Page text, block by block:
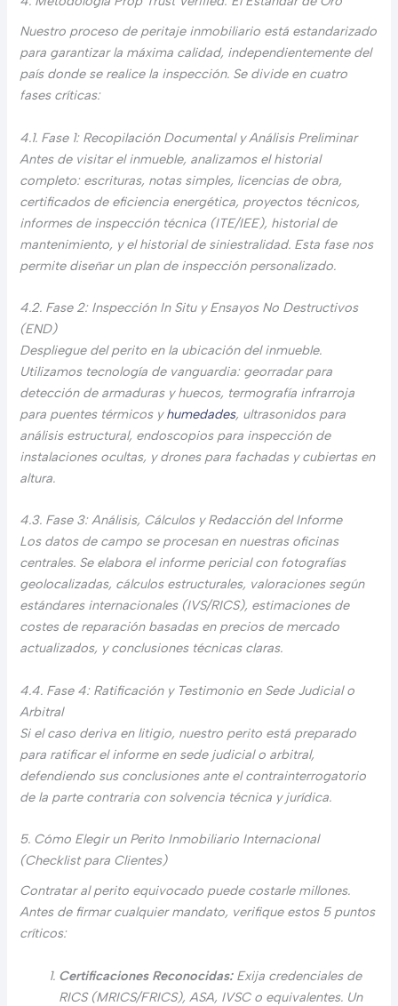
Nuestro proceso de peritaje inmobiliario está estandarizado
para garantizar la máxima calidad, independientemente del
país donde se realice la inspección. Se divide en cuatro
fases críticas:
4.1. Fase 1: Recopilación Documental y Análisis Preliminar
Antes de visitar el inmueble, analizamos el historial
completo: escrituras, notas simples, licencias de obra,
certificados de eficiencia energética, proyectos técnicos,
informes de inspección técnica (ITE/IEE), historial de
mantenimiento, y el historial de siniestralidad. Esta fase nos
permite diseñar un plan de inspección personalizado.
4.2. Fase 2: Inspección In Situ y Ensayos No Destructivos
(END)
Despliegue del perito en la ubicación del inmueble.
Utilizamos tecnología de vanguardia: georradar para
detección de armaduras y huecos, termografía infrarroja
para puentes térmicos yhumedades, ultrasonidos para
análisis estructural, endoscopios para inspección de
instalaciones ocultas, y drones para fachadas y cubiertas en
altura.
4.3. Fase 3: Análisis, Cálculos y Redacción del Informe
Los datos de campo se procesan en nuestras oficinas
centrales. Se elabora el informe pericial con fotografías
geolocalizadas, cálculos estructurales, valoraciones según
estándares internacionales (IVS/RICS), estimaciones de
costes de reparación basadas en precios de mercado
actualizados, y conclusiones técnicas claras.
4.4. Fase 4: Ratificación y Testimonio en Sede Judicial o
Arbitral
Si el caso deriva en litigio, nuestro perito está preparado
para ratificar el informe en sede judicial o arbitral,
defendiendo sus conclusiones ante el contrainterrogatorio
de la parte contraria con solvencia técnica y jurídica.
5. Cómo Elegir un Perito Inmobiliario Internacional
(Checklist para Clientes)
Contratar al perito equivocado puede costarle millones.
Antes de firmar cualquier mandato, verifique estos 5 puntos
críticos:
Certificaciones Reconocidas:Exija credenciales de
RICS (MRICS/FRICS), ASA, IVSC o equivalentes. Un